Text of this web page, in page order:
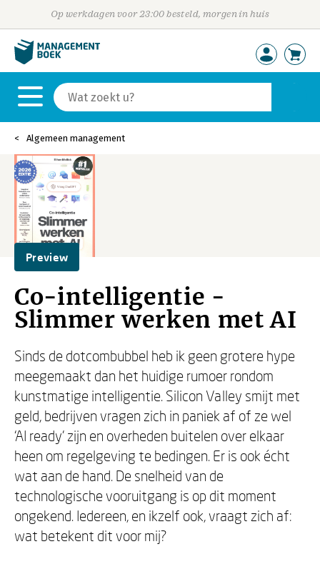
Op werkdagen voor 23:00 besteld, morgen in huis
Algemeen management
Preview
Co-intelligentie -
Slimmer werken met AI
Sinds de dotcombubbel heb ik geen grotere hype
meegemaakt dan het huidige rumoer rondom
kunstmatige intelligentie. Silicon Valley smijt met
geld, bedrijven vragen zich in paniek af of ze wel
‘AI ready’ zijn en overheden buitelen over elkaar
heen om regelgeving te bedingen. Er is ook écht
wat aan de hand. De snelheid van de
technologische vooruitgang is op dit moment
ongekend. Iedereen, en ikzelf ook, vraagt zich af:
wat betekent dit voor mij?